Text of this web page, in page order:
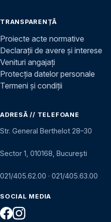
TRANSPARENȚĂ
Proiecte acte normative
Declarații de avere și interese
Venituri angajați
Protecția datelor personale
Termeni și condiții
ADRESĂ // TELEFOANE
Str. General Berthelot 28–30
Sector 1, 010168, București
021/405.62.00 · 021/405.63.00
SOCIAL MEDIA